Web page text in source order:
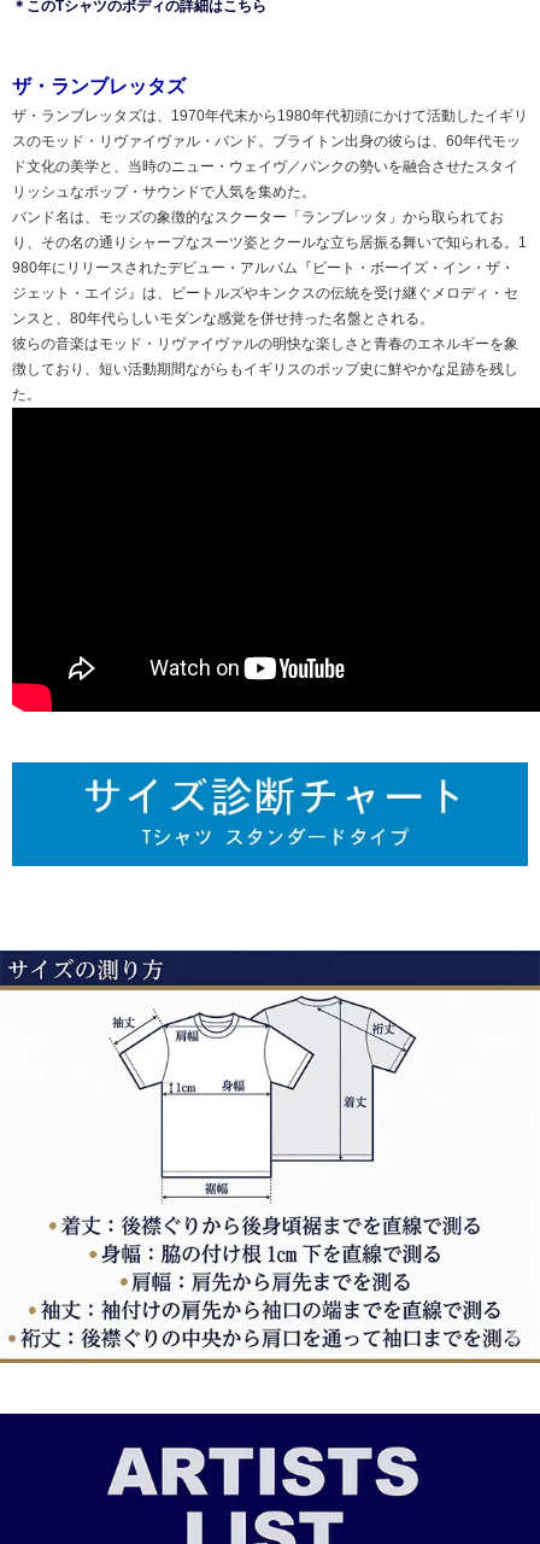
＊このTシャツのボディの詳細はこちら
ザ・ランブレッタズ
ザ・ランブレッタズは、1970年代末から1980年代初頭にかけて活動したイギリ
スのモッド・リヴァイヴァル・バンド。ブライトン出身の彼らは、60年代モッ
ド文化の美学と、当時のニュー・ウェイヴ／パンクの勢いを融合させたスタイ
リッシュなポップ・サウンドで人気を集めた。
バンド名は、モッズの象徴的なスクーター「ランブレッタ」から取られてお
り、その名の通りシャープなスーツ姿とクールな立ち居振る舞いで知られる。1
980年にリリースされたデビュー・アルバム『ビート・ボーイズ・イン・ザ・
ジェット・エイジ』は、ビートルズやキンクスの伝統を受け継ぐメロディ・セ
ンスと、80年代らしいモダンな感覚を併せ持った名盤とされる。
彼らの音楽はモッド・リヴァイヴァルの明快な楽しさと青春のエネルギーを象
徴しており、短い活動期間ながらもイギリスのポップ史に鮮やかな足跡を残し
た。